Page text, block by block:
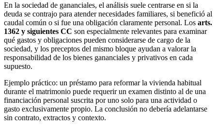
En la sociedad de gananciales, el análisis suele centrarse en si la
deuda se contrajo para atender necesidades familiares, si benefició al
caudal común o si fue una obligación claramente personal. Los arts.
1362 y siguientes CC son especialmente relevantes para examinar
qué gastos y obligaciones pueden considerarse de cargo de la
sociedad, y los preceptos del mismo bloque ayudan a valorar la
responsabilidad de los bienes gananciales y privativos en cada
supuesto.
Ejemplo práctico: un préstamo para reformar la vivienda habitual
durante el matrimonio puede requerir un examen distinto al de una
financiación personal suscrita por uno solo para una actividad o
gasto exclusivamente propio. La conclusión no debería adelantarse
sin contrato, extractos y contexto.